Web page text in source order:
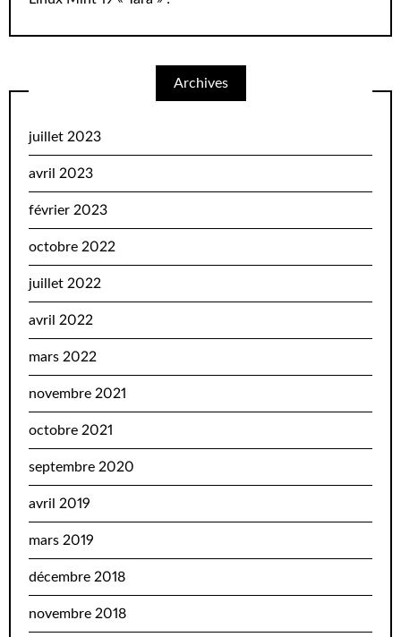
Archives
juillet 2023
avril 2023
février 2023
octobre 2022
juillet 2022
avril 2022
mars 2022
novembre 2021
octobre 2021
septembre 2020
avril 2019
mars 2019
décembre 2018
novembre 2018